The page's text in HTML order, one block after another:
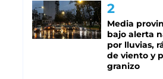
Media
bajo alerta
por lluvias,
de viento y
granizo